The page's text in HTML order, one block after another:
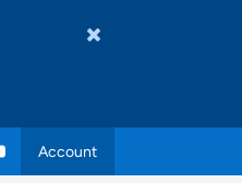
Account